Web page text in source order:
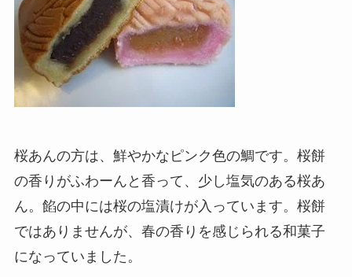
桜あんの方は、鮮やかなピンク色の鯛です。桜餅
の香りがふわーんと香って、少し塩気のある桜あ
ん。餡の中には桜の塩漬けが入っています。桜餅
ではありませんが、春の香りを感じられる和菓子
になっていました。